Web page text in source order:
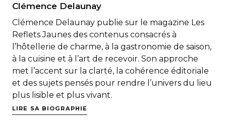
Clémence Delaunay
Clémence Delaunay publie sur le magazine Les
Reflets Jaunes des contenus consacrés à
l’hôtellerie de charme, à la gastronomie de saison,
à la cuisine et à l’art de recevoir. Son approche
met l’accent sur la clarté, la cohérence éditoriale
et des sujets pensés pour rendre l’univers du lieu
plus lisible et plus vivant.
LIRE SA BIOGRAPHIE